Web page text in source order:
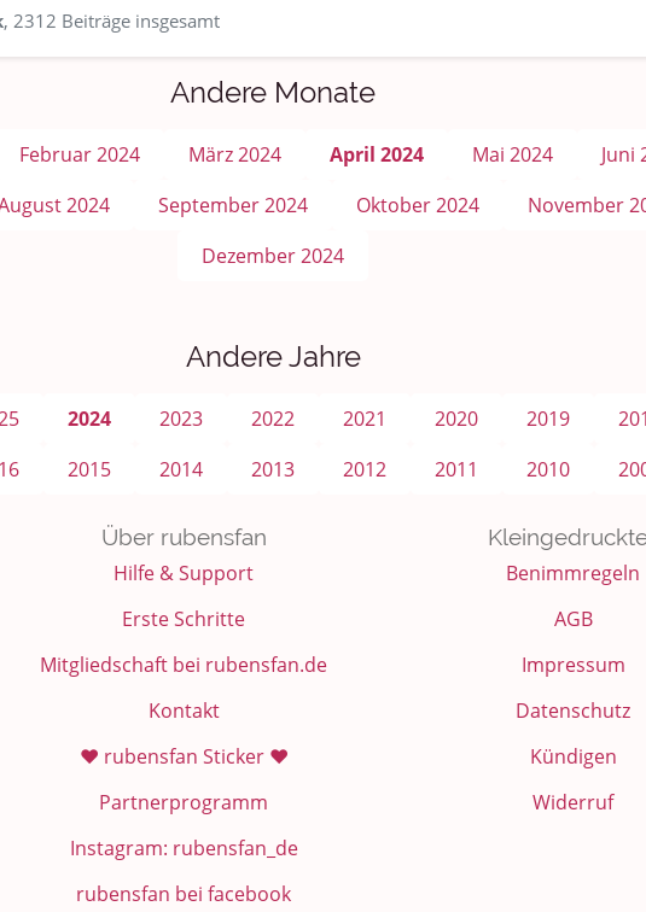
, 2312 Beiträge insgesamt
Andere Monate
Februar 2024 März 2024 April 2024 Mai 2024
Juni
2024 September 2024 Oktober 2024
November
Dezember 2024
Andere Jahre
2024 2023 2022 2021 2020 2019
2015 2014 2013 2012 2011 2010
Über rubensfan
Hilfe & Support
Erste Schritte
Mitgliedschaft bei rubensfan.de
Kontakt
❤️ rubensfan Sticker ❤️
Partnerprogramm
Instagram: rubensfan_de
rubensfan bei facebook
Benimmregeln
AGB
Impressum
Datenschutz
Kündigen
Widerruf